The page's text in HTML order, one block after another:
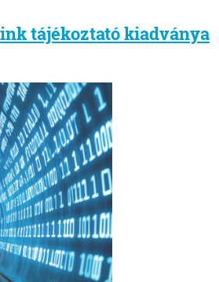
tájékoztató kiadványa